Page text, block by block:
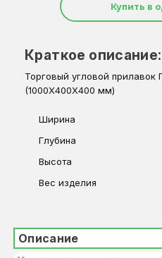
Купить в
Краткое описание:
Торговый угловой
(1000Х400Х400 мм)
Ширина
Глубина
Высота
Вес изделия
Описание